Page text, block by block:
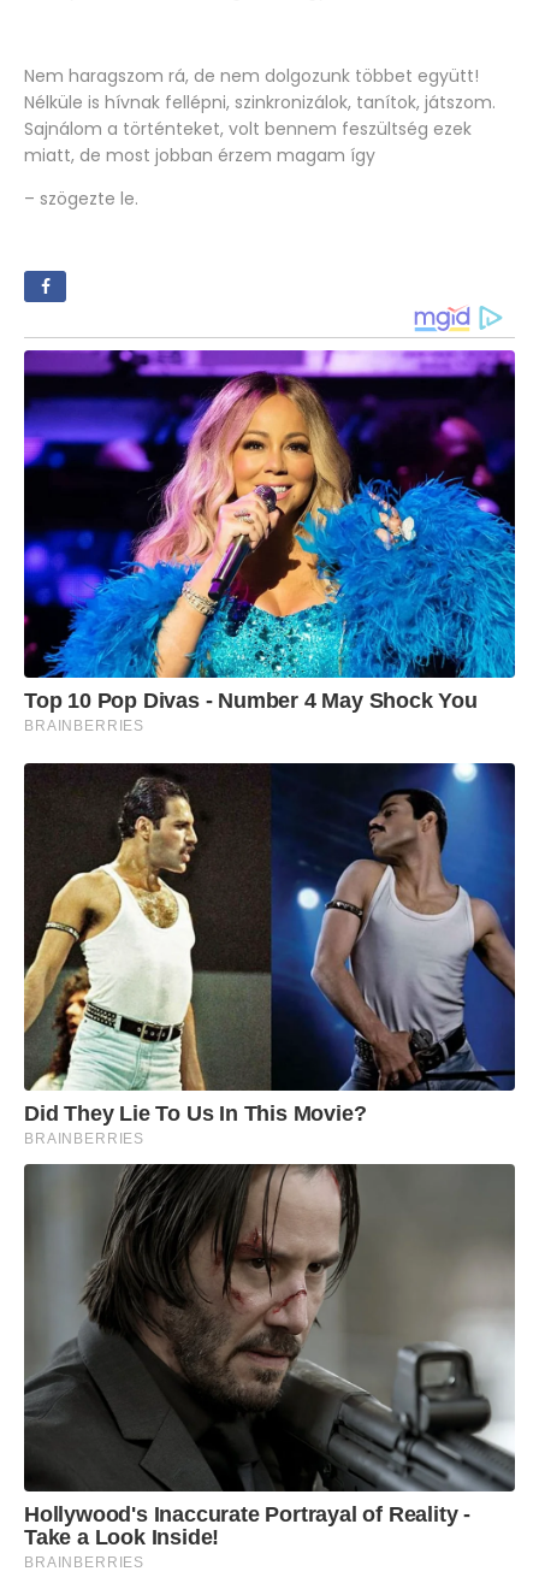
Nem haragszom rá, de nem dolgozunk többet együtt!
Nélküle is hívnak fellépni, szinkronizálok, tanítok, játszom.
Sajnálom a történteket, volt bennem feszültség ezek
miatt, de most jobban érzem magam így
– szögezte le.